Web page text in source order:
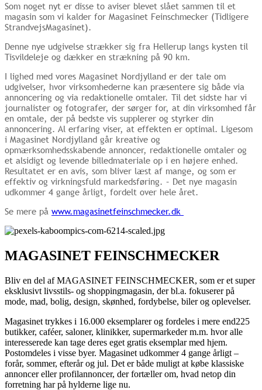
Som noget nyt er disse to aviser blevet slået sammen til et
magasin som vi kalder for Magasinet Feinschmecker (Tidligere
StrandvejsMagasinet).
Denne nye udgivelse strækker sig fra Hellerup langs kysten til
Tisvildeleje og dækker en strækning på 90 km.
I lighed med vores Magasinet Nordjylland er der tale om
udgivelser, hvor virksomhederne kan præsentere sig både via
annoncering og via redaktionelle omtaler. Til det sidste har vi
journalister og fotografer, der sørger for, at din virksomhed får
en omtale, der på bedste vis supplerer og styrker din
annoncering. Al erfaring viser, at effekten er optimal. Ligesom
i Magasinet Nordjylland går kreative og
opmærksomhedsskabende annoncer, redaktionelle omtaler og
et alsidigt og levende billedmateriale op i en højere enhed.
Resultatet er en avis, som bliver læst af mange, og som er
effektiv og virkningsfuld markedsføring. – Det nye magasin
udkommer 4 gange årligt, fordelt over hele året.
Se mere på www.magasinetfeinschmecker.dk
MAGASINET FEINSCHMECKER
Bliv en del af MAGASINET FEINSCHMECKER, som er et super
eksklusivt livsstils- og shoppingmagasin, der bl.a. fokuserer på
mode, mad, bolig, design, skønhed, fordybelse, biler og oplevelser.
Magasinet trykkes i 16.000 eksemplarer og fordeles i mere end225
butikker, caféer, saloner, klinikker, supermarkeder m.m. hvor alle
interesserede kan tage deres eget gratis eksemplar med hjem.
Postomdeles i visse byer. Magasinet udkommer 4 gange årligt –
forår, sommer, efterår og jul. Det er både muligt at købe klassiske
annoncer eller profilannoncer, der fortæller om, hvad netop din
forretning har på hylderne lige nu.